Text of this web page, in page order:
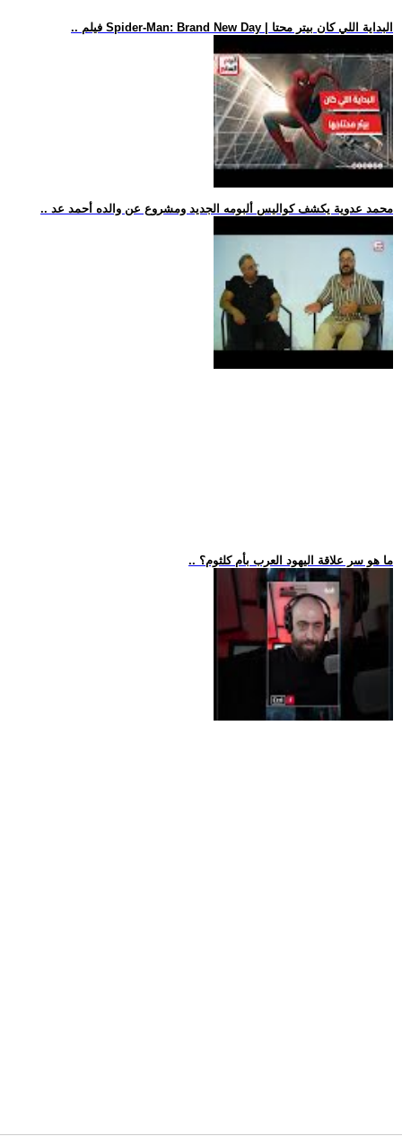
.. فيلم Spider-Man: Brand New Day | البداية اللي كان بيتر محتا
.. محمد عدوية يكشف كواليس ألبومه الجديد ومشروع عن والده أحمد عد
.. ما هو سر علاقة اليهود العرب بأم كلثوم؟